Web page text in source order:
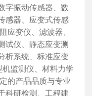
字振动传感器、数
感器、应变式传感
应变仪、滤波器、
试仪、静态应变测
析系统、标准应变
监测仪、材料力学
的产品品质与专业
科研检测、工程建